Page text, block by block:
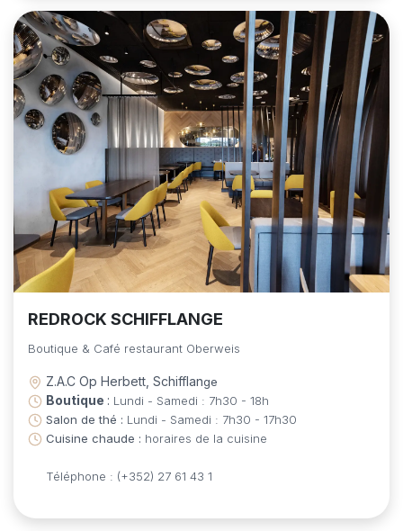
REDROCK SCHIFFLANGE
Boutique & Café restaurant Oberweis​
Z.A.C Op Herbett, Schifflange
Boutique : Lundi - Samedi : 7h30 - 18h
Salon de thé : Lundi - Samedi : 7h30 - 17h30
Cuisine chaude : horaires de la cuisine
Téléphone : (+352) 27 61 43 1